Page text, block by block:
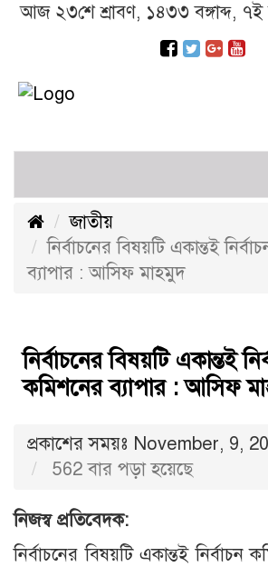
আজ ২৩শে শ্রাবণ, ১৪৩৩ বঙ্গাব্দ,
জাতীয়
নির্বাচনের বিষয়টি একান্তই
ব্যাপার : আসিফ মাহমুদ
নির্বাচনের বিষয়টি একান্তই
কমিশনের ব্যাপার : আসিফ
প্রকাশের সময়ঃ November, 9,
562 বার পড়া হয়েছে
নিজস্ব প্রতিবেদক:
নির্বাচনের বিষয়টি একান্তই নির্বাচন